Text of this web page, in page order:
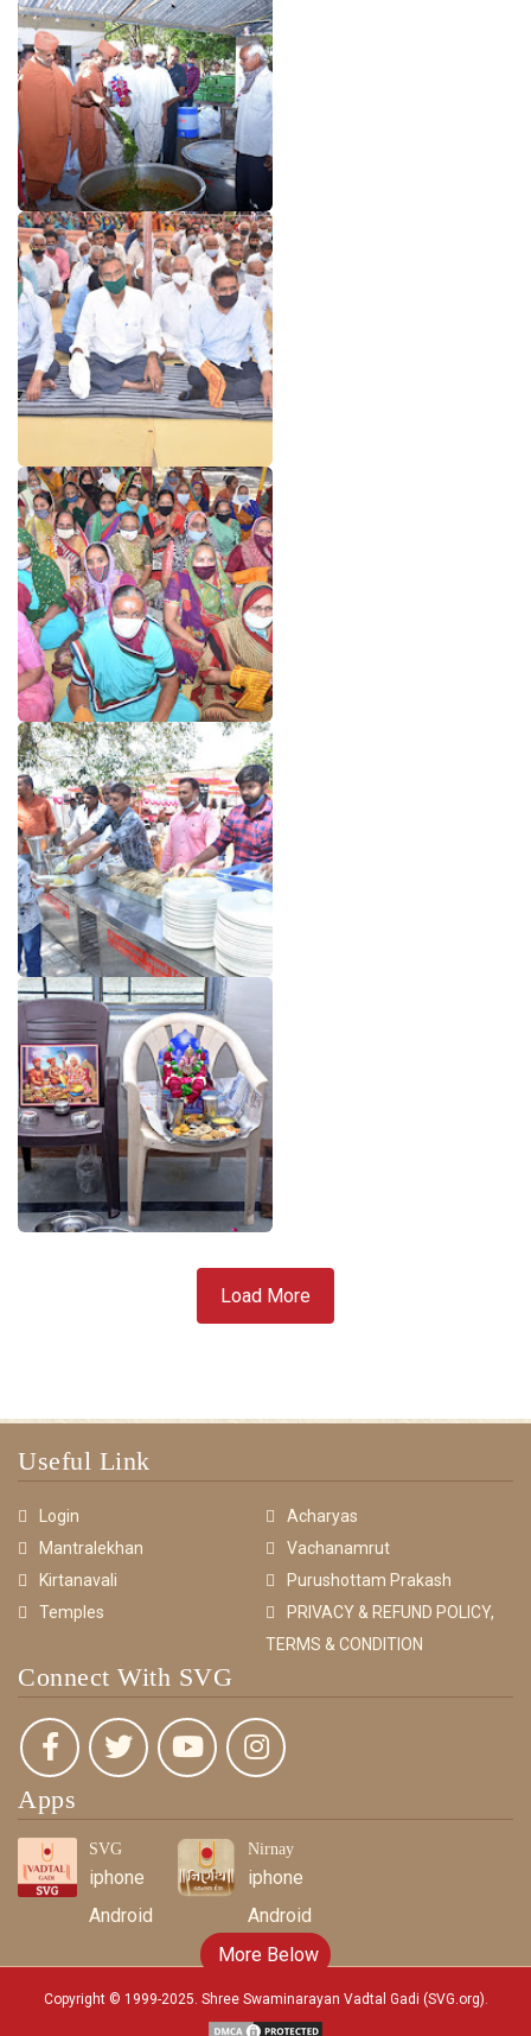
Load More
Useful Link
Login
Acharyas
Mantralekhan
Vachanamrut
Kirtanavali
Purushottam Prakash
Temples
PRIVACY & REFUND POLICY,
TERMS & CONDITION
Connect With SVG
Apps
SVG
iphone
Android
Nirnay
iphone
Android
Copyright © 1999-2025. Shree Swaminarayan Vadtal Gadi (SVG.org).
More Below